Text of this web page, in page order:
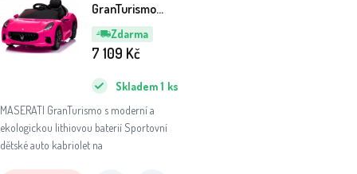
Zdarma
GranTurismo
RŮŽOVÉ Auto na
akumulátor EVA
Kůže pilot
Akumulátor
lithiový-iontový
MASERATI GranTurismo s moderní a
ekologickou lithiovou baterií Sportovní
dětské auto kabriolet na
Skladem 1 ks
7 109 Kč